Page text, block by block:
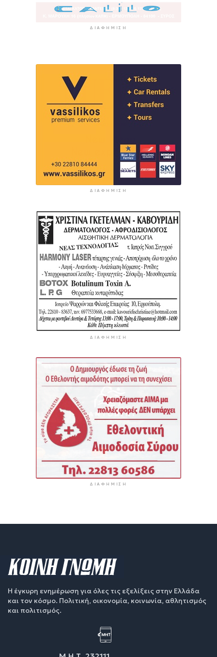
ΔΙΑΦΉΜΙΣΗ
ΔΙΑΦΉΜΙΣΗ
ΔΙΑΦΉΜΙΣΗ
ΔΙΑΦΉΜΙΣΗ
Η έγκυρη ενημέρωση για όλες τις εξελίξεις στην Ελλάδα
και τον κόσμο. Πολιτική, οικονομία, κοινωνία, αθλητισμός
και πολιτισμός.